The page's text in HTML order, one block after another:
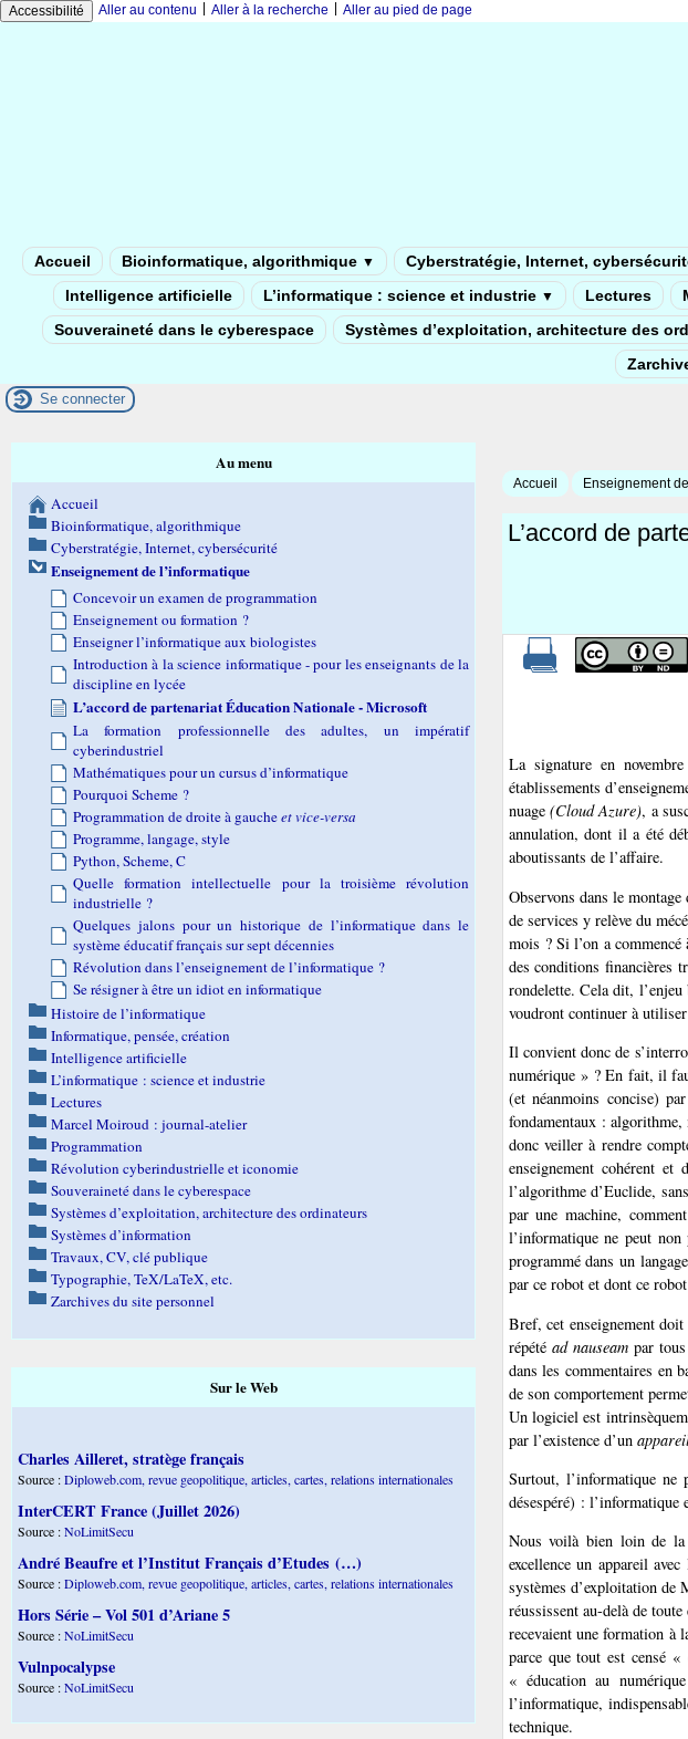
Accessibilité Aller au contenu Aller à la recherche Aller au pied de page
Accueil Bioinformatique, algorithmique ▼ Cyberstratégie, Internet,
Intelligence artificielle
L’informatique : science et industrie ▼ Lectures
Souveraineté dans le cyberespace
Systèmes d’exploitation, architecture des
Se connecter
Accueil Enseignement
L’accord de
La signature en
établissements
nuage (Cloud Azure), a
annulation, dont il a été
aboutissants de l’affaire.
Observons dans le
de services y relève du
mois ? Si l’on a
des conditions financières
rondelette. Cela dit, l’enjeu
voudront continuer à
Il convient donc de
numérique » ? En fait, il
(et néanmoins concise)
fondamentaux : algorithme,
donc veiller à rendre
enseignement cohérent
l’algorithme d’Euclide,
par une machine,
l’informatique ne peut
programmé dans un
par ce robot et dont ce
Bref, cet enseignement
répété ad nauseampar tous
dans les commentaires en
de son comportement
Un logiciel est
par l’existence d’un
Surtout, l’informatique
désespéré) : l’informatique
Nous voilà bien loin de la
excellence un appareil
systèmes d’exploitation
réussissent au-delà de
recevaient une formation à
parce que tout est censé
« éducation au
l’informatique,
technique.
Au menu
Accueil
Bioinformatique, algorithmique
Cyberstratégie, Internet, cybersécurité
Enseignement de l’informatique
Concevoir un examen de programmation
Enseignement ou formation ?
Enseigner l’informatique aux biologistes
Introduction à la science informatique - pour les enseignants de la
discipline en lycée
L’accord de partenariat Éducation Nationale - Microsoft
La formation professionnelle des adultes, un impératif
cyberindustriel
Mathématiques pour un cursus d’informatique
Pourquoi Scheme ?
Programmation de droite à gaucheet vice-versa
Programme, langage, style
Python, Scheme, C
Quelle formation intellectuelle pour la troisième révolution
industrielle ?
Quelques jalons pour un historique de l’informatique dans le
système éducatif français sur sept décennies
Révolution dans l’enseignement de l’informatique ?
Se résigner à être un idiot en informatique
Histoire de l’informatique
Informatique, pensée, création
Intelligence artificielle
L’informatique : science et industrie
Lectures
Marcel Moiroud : journal-atelier
Programmation
Révolution cyberindustrielle et iconomie
Souveraineté dans le cyberespace
Systèmes d’exploitation, architecture des ordinateurs
Systèmes d’information
Travaux, CV, clé publique
Typographie, TeX/LaTeX, etc.
Zarchives du site personnel
Sur le Web
Charles Ailleret, stratège français
Source :Diploweb.com, revue geopolitique, articles, cartes, relations internationales
InterCERT France (Juillet 2026)
Source :NoLimitSecu
André Beaufre et l’Institut Français d’Etudes (…)
Source :Diploweb.com, revue geopolitique, articles, cartes, relations internationales
Hors Série – Vol 501 d’Ariane 5
Source :NoLimitSecu
Vulnpocalypse
Source :NoLimitSecu